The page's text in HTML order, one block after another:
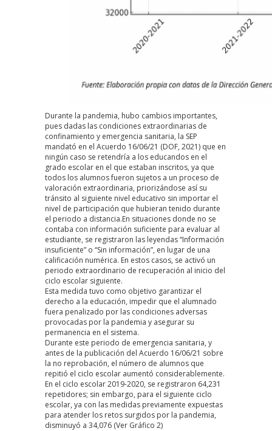
Durante la pandemia, hubo cambios importantes,
pues dadas las condiciones extraordinarias de
confinamiento y emergencia sanitaria, la SEP
mandató en el Acuerdo 16/06/21 (DOF, 2021) que en
ningún caso se retendría a los educandos en el
grado escolar en el que estaban inscritos, ya que
todos los alumnos fueron sujetos a un proceso de
valoración extraordinaria, priorizándose así su
tránsito al siguiente nivel educativo sin importar el
nivel de participación que hubieran tenido durante
el periodo a distancia.En situaciones donde no se
contaba con información suficiente para evaluar al
estudiante, se registraron las leyendas “Información
insuficiente” o “Sin información”, en lugar de una
calificación numérica. En estos casos, se activó un
periodo extraordinario de recuperación al inicio del
ciclo escolar siguiente.
Esta medida tuvo como objetivo garantizar el
derecho a la educación, impedir que el alumnado
fuera penalizado por las condiciones adversas
provocadas por la pandemia y asegurar su
permanencia en el sistema.
Durante este periodo de emergencia sanitaria, y
antes de la publicación del Acuerdo 16/06/21 sobre
la no reprobación, el número de alumnos que
repitió el ciclo escolar aumentó considerablemente.
En el ciclo escolar 2019-2020, se registraron 64,231
repetidores; sin embargo, para el siguiente ciclo
escolar, ya con las medidas previamente expuestas
para atender los retos surgidos por la pandemia,
disminuyó a 34,076 (Ver Gráfico 2)